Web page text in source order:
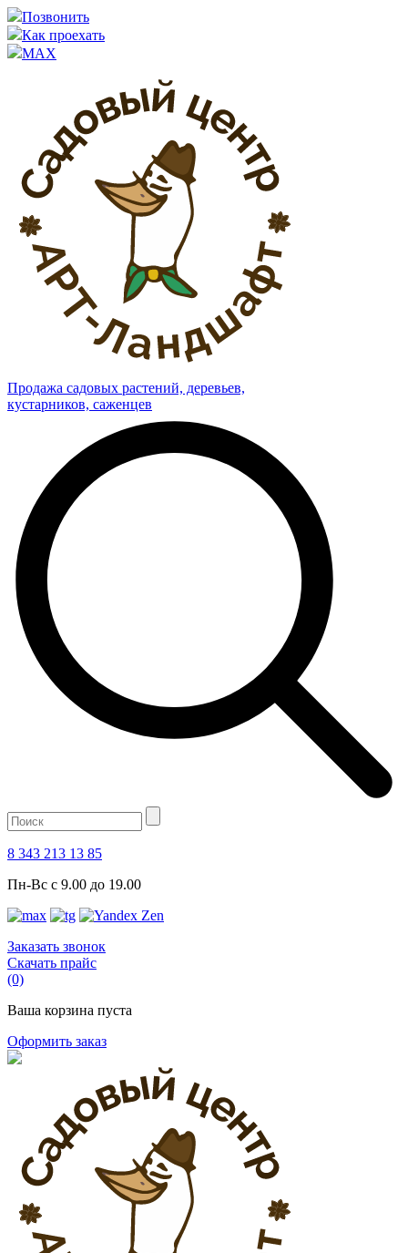
Позвонить
Как проехать
MAX
Продажа садовых растений, деревьев,
кустарников, саженцев
8 343 213 13 85
Пн-Вс с 9.00 до 19.00
Заказать звонок
Скачать прайс
(0)
Ваша корзина пуста
Оформить заказ